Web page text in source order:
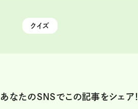
クイズ
あなたのSNSでこの記事をシェア！